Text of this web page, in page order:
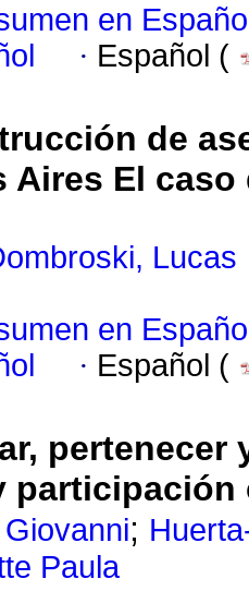
en
· Español (
de
Aires El
Lucas
en
· Español (
participación
;
Paula